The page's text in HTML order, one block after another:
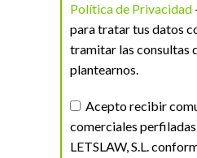
Política de Privacidad
para tratar tus datos
tramitar las consultas
plantearnos.
Acepto recibir
comerciales
LETSLAW, S.L.